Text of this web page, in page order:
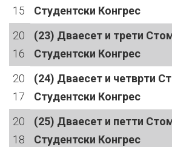
15
Студентски Конгрес
20
16
(23) Дваесет и трети
Студентски Конгрес
20
17
(24) Дваесет и четврти
Студентски Конгрес
20
18
(25) Дваесет и петти
Студентски Конгрес